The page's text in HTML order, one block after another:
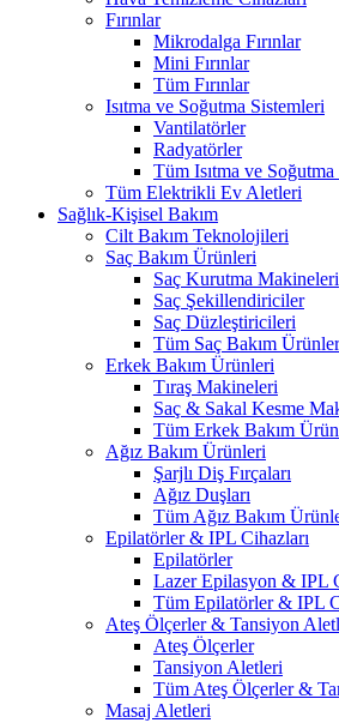
Fırınlar
Mikrodalga Fırınlar
Mini Fırınlar
Tüm Fırınlar
Isıtma ve Soğutma Sistemleri
Vantilatörler
Radyatörler
Tüm Isıtma ve
Tüm Elektrikli Ev Aletleri
Sağlık-Kişisel Bakım
Cilt Bakım Teknolojileri
Saç Bakım Ürünleri
Saç Kurutma Makineleri
Saç Şekillendiriciler
Saç Düzleştiricileri
Tüm Saç Bakım
Erkek Bakım Ürünleri
Tıraş Makineleri
Saç & Sakal Kesme
Tüm Erkek Bakım
Ağız Bakım Ürünleri
Şarjlı Diş Fırçaları
Ağız Duşları
Tüm Ağız Bakım
Epilatörler & IPL Cihazları
Epilatörler
Lazer Epilasyon & IPL
Tüm Epilatörler & IPL
Ateş Ölçerler & Tansiyon
Ateş Ölçerler
Tansiyon Aletleri
Tüm Ateş Ölçerler &
Masaj Aletleri